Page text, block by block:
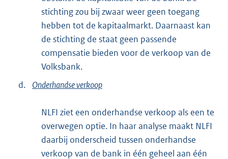
stichting zou bij zwaar weer geen toegang
hebben tot de kapitaalmarkt. Daarnaast kan
de stichting de staat geen passende
compensatie bieden voor de verkoop van de
Volksbank.
d.
Onderhandse verkoop
NLFI ziet een onderhandse verkoop als een te
overwegen optie. In haar analyse maakt NLFI
daarbij onderscheid tussen onderhandse
verkoop van de bank in één geheel aan één